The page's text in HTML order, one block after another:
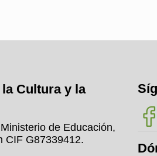
Cultura y la
de Educación,
CIF G87339412.